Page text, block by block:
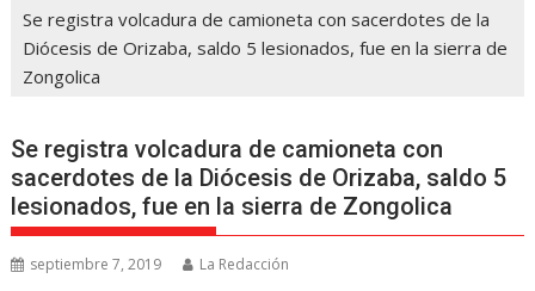
Se registra volcadura de camioneta con sacerdotes de la
Diócesis de Orizaba, saldo 5 lesionados, fue en la sierra de
Zongolica
Se registra volcadura de camioneta con
sacerdotes de la Diócesis de Orizaba, saldo 5
lesionados, fue en la sierra de Zongolica
septiembre 7, 2019 La Redacción